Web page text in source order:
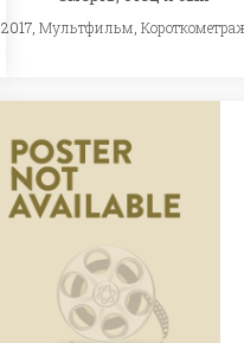
2017,Мультфильм ,